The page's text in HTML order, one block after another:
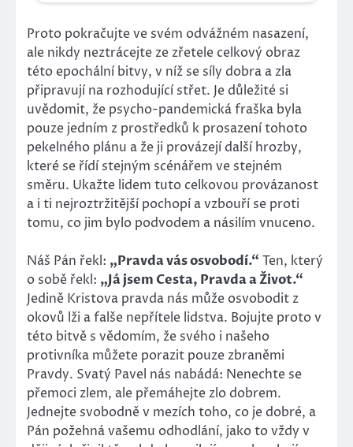
Proto pokračujte ve svém odvážném nasazení,
ale nikdy neztrácejte ze zřetele celkový obraz
této epochální bitvy, v níž se síly dobra a zla
připravují na rozhodující střet. Je důležité si
uvědomit, že psycho-pandemická fraška byla
pouze jedním z prostředků k prosazení tohoto
pekelného plánu a že ji provázejí další hrozby,
které se řídí stejným scénářem ve stejném
směru. Ukažte lidem tuto celkovou provázanost
a i ti nejroztržitější pochopí a vzbouří se proti
tomu, co jim bylo podvodem a násilím vnuceno.
Náš Pán řekl: „Pravda vás osvobodí.“ Ten, který
o sobě řekl: „Já jsem Cesta, Pravda a Život.“
Jedině Kristova pravda nás může osvobodit z
okovů lži a falše nepřítele lidstva. Bojujte proto v
této bitvě s vědomím, že svého i našeho
protivníka můžete porazit pouze zbraněmi
Pravdy. Svatý Pavel nás nabádá: Nenechte se
přemoci zlem, ale přemáhejte zlo dobrem.
Jednejte svobodně v mezích toho, co je dobré, a
Pán požehná vašemu odhodlání, jako to vždy v